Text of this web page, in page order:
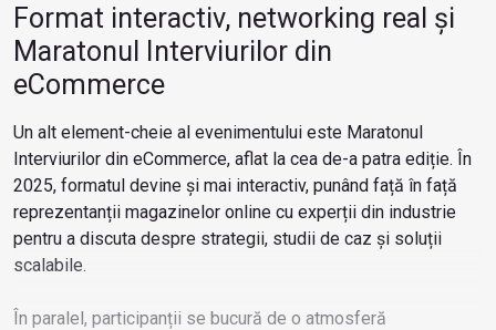
Format interactiv, networking real și
Maratonul Interviurilor din
eCommerce
Un alt element-cheie al evenimentului este Maratonul
Interviurilor din eCommerce, aflat la cea de-a patra ediție. În
2025, formatul devine și mai interactiv, punând față în față
reprezentanții magazinelor online cu experții din industrie
pentru a discuta despre strategii, studii de caz și soluții
scalabile.
În paralel, participanții se bucură de o atmosferă